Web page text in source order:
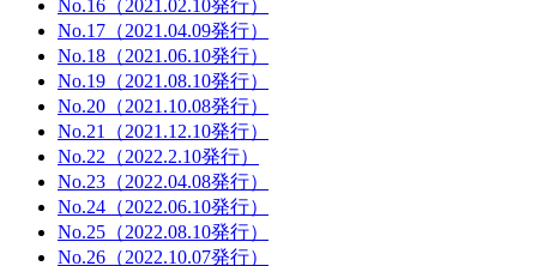
No.16（2021.02.10発行）
No.17（2021.04.09発行）
No.18（2021.06.10発行）
No.19（2021.08.10発行）
No.20（2021.10.08発行）
No.21（2021.12.10発行）
No.22（2022.2.10発行）
No.23（2022.04.08発行）
No.24（2022.06.10発行）
No.25（2022.08.10発行）
No.26（2022.10.07発行）